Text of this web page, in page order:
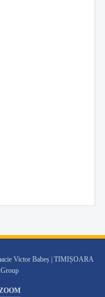
Victor Babeș | TIMIȘOARA